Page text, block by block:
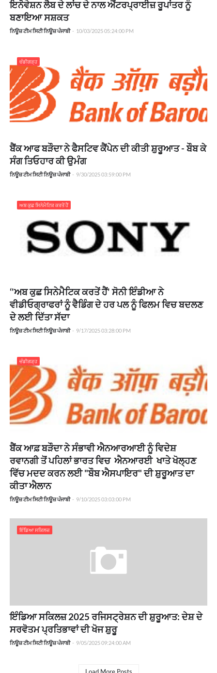
ਇਨੋਵੇਸ਼ਨ ਲੈਬ ਦੇ ਲਾਂਚ ਦੇ ਨਾਲ ਐਂਟਰਪ੍ਰਾਈਜ਼ ਰੂਪਾਂਤਰ ਨੂੰ
ਬਣਾਇਆ ਸਸ਼ਕਤ
ਨਿਊਜ਼ ਟੀਮ ਸਿਟੀ ਨਿਊਜ਼ ਪੰਜਾਬੀ - 10/03/2025 05:24:00 PM
ਚੰਡੀਗੜ੍ਹ
ਬੈਂਕ ਆਫ ਬੜੌਦਾ ਨੇ ਫੈਸਟਿਵ ਕੈਂਪੇਨ ਦੀ ਕੀਤੀ ਸ਼ੁਰੂਆਤ - ਬੌਬ ਕੇ
ਸੰਗ ਤਿਓਹਾਰ ਕੀ ਉਮੰਗ
ਨਿਊਜ਼ ਟੀਮ ਸਿਟੀ ਨਿਊਜ਼ ਪੰਜਾਬੀ - 9/30/2025 03:59:00 PM
ਅਬ ਕੁਛ ਸਿਨੇਮੈਟਿਕ ਕਰਤੇਂ ਹੈਂ
‘'ਅਬ ਕੁਛ ਸਿਨੇਮੈਟਿਕ ਕਰਤੇਂ ਹੈਂ' ਸੋਨੀ ਇੰਡੀਆ ਨੇ
ਵੀਡੀਓਗ੍ਰਾਫਰਾਂ ਨੂੰ ਵੈਡਿੰਗ ਦੇ ਹਰ ਪਲ ਨੂੰ ਫਿਲਮ ਵਿਚ ਬਦਲਣ
ਦੇ ਲਈ ਦਿੱਤਾ ਸੱਦਾ
ਨਿਊਜ਼ ਟੀਮ ਸਿਟੀ ਨਿਊਜ਼ ਪੰਜਾਬੀ - 9/17/2025 03:28:00 PM
ਚੰਡੀਗੜ੍ਹ
ਬੈਂਕ ਆਫ਼ ਬੜੌਦਾ ਨੇ ਸੰਭਾਵੀ ਐਨਆਰਆਈ ਨੂੰ ਵਿਦੇਸ਼
ਰਵਾਨਗੀ ਤੋਂ ਪਹਿਲਾਂ ਭਾਰਤ ਵਿਚ ਐਨਆਰਈ ਖਾਤੇ ਖੋਲ੍ਹਣ
ਵਿੱਚ ਮਦਦ ਕਰਨ ਲਈ "ਬੌਬ ਐਸਪਾਇਰ" ਦੀ ਸ਼ੁਰੂਆਤ ਦਾ
ਕੀਤਾ ਐਲਾਨ
ਨਿਊਜ਼ ਟੀਮ ਸਿਟੀ ਨਿਊਜ਼ ਪੰਜਾਬੀ - 9/10/2025 03:03:00 PM
ਇੰਡਿਆ ਸਕਿਲਜ਼
ਇੰਡਿਆ ਸਕਿਲਜ਼ 2025 ਰਜਿਸਟ੍ਰੇਸ਼ਨ ਦੀ ਸ਼ੁਰੂਆਤ: ਦੇਸ਼ ਦੇ
ਸਰਵੋਤਮ ਪ੍ਰਤਿਭਾਵਾਂ ਦੀ ਖੋਜ ਸ਼ੁਰੂ
ਨਿਊਜ਼ ਟੀਮ ਸਿਟੀ ਨਿਊਜ਼ ਪੰਜਾਬੀ - 9/05/2025 09:24:00 AM